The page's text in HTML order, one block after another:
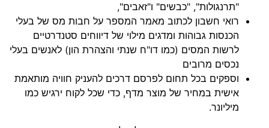
"תרנגולות", "כבשים" ו"זאבים",
רואי חשבון לכתוב מאמר המספר על חבות מס של בעלי
הכנסות גבוהות ומדגים מילוי של דיווחים סטנדרטיים
לרשות המסים (כמו דו"ח שנתי והצהרת הון) לאנשים בעלי
נכסים מרובים
וספקים בכל תחום לפרסם דרכים להעניק חוויה מותאמת
אישית במחיר של מוצר מדף, כדי שכל לקוח ירגיש כמו
מיליונר.